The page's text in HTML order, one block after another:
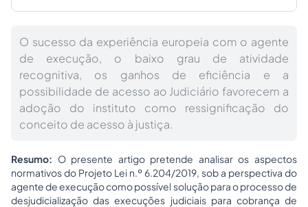
O sucesso da experiência europeia com o agente
de execução, o baixo grau de atividade
recognitiva, os ganhos de eficiência e a
possibilidade de acesso ao Judiciário favorecem a
adoção do instituto como ressignificação do
conceito de acesso à justiça.
Resumo: O presente artigo pretende analisar os aspectos
normativos do Projeto Lei n.º 6.204/2019, sob a perspectiva do
agente de execução como possível solução para o processo de
desjudicialização das execuções judiciais para cobrança de